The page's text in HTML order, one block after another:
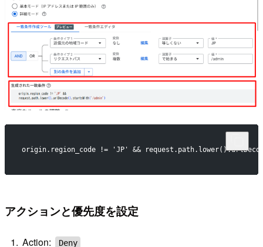
origin.region_code != 'JP' &&
アクションと優先度を設定
Action: Deny